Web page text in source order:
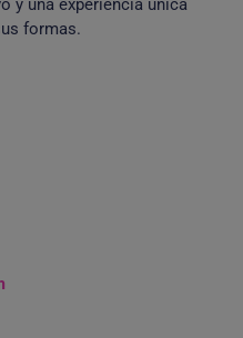
y una experiencia única
formas.